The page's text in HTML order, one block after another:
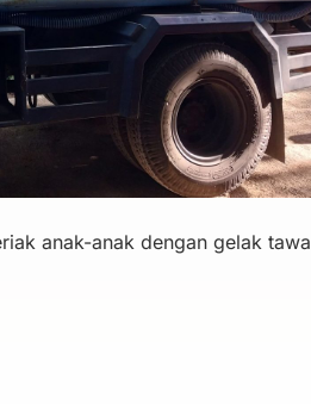
anak-anak dengan gelak tawa